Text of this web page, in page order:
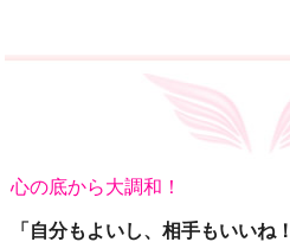
心の底から大調和！
「自分もよいし、相手もいいね